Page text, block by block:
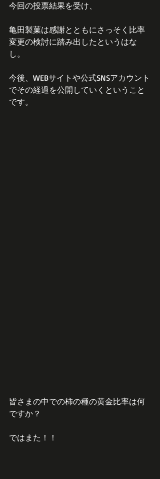
今回の投票結果を受け、
亀田製菓は感謝とともにさっそく比率
変更の検討に踏み出したというはな
し。
今後、WEBサイトや公式SNSアカウント
でその経過を公開していくということ
です。
皆さまの中での柿の種の黄金比率は何
ですか？
ではまた！！